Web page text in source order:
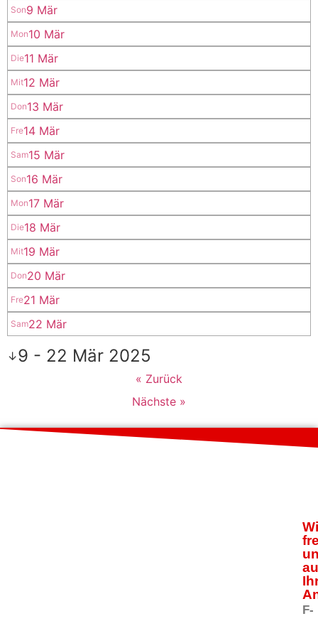
Son9 Mär
Mon10 Mär
Die11 Mär
Mit12 Mär
Don13 Mär
Fre14 Mär
Sam15 Mär
Son16 Mär
Mon17 Mär
Die18 Mär
Mit19 Mär
Don20 Mär
Fre21 Mär
Sam22 Mär
↓9 - 22 Mär 2025
« Zurück
Nächste »
F-